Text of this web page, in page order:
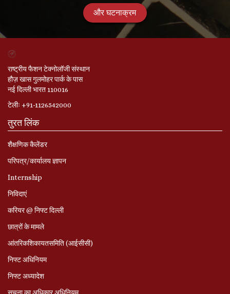
और घटनाक्रम
राष्ट्रीय फैशन टेक्नोलॉजी संस्थान
हौज़ खास गुलमोहर पार्क के पास
नई दिल्ली भारत 110016
टेलीः +91-1126542000
तुरत लिंक
शैक्षणिक कैलेंडर
परिपत्र/कार्यालय ज्ञापन
Internship
निविदाएं
करियर @ निफ्ट दिल्ली
छात्रों के मामले
आंतरिकशिकायतसमिति (आईसीसी)
निफ्ट अधिनियम
निफ्ट अध्‍यादेश
सूचना का अधिकार अधिनियम